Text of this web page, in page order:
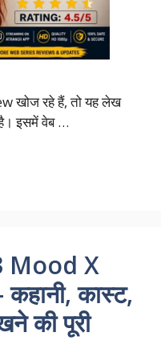
खोज रहे हैं, तो यह लेख
इसमें वेब …
Mood X
कास्ट,
की पूरी